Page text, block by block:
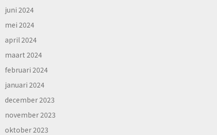
juni 2024
mei 2024
april 2024
maart 2024
februari 2024
januari 2024
december 2023
november 2023
oktober 2023